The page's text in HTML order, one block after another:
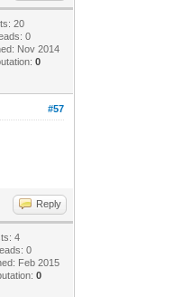
20
0
Nov 2014
0
#57
Reply
4
0
Feb 2015
0